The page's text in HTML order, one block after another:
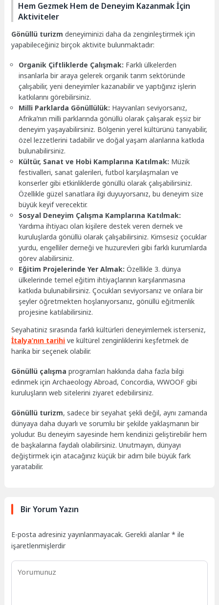
Hem Gezmek Hem de Deneyim Kazanmak İçin
Aktiviteler
Gönüllü turizm deneyiminizi daha da zenginleştirmek için
yapabileceğiniz birçok aktivite bulunmaktadır:
Organik Çiftliklerde Çalışmak: Farklı ülkelerden
insanlarla bir araya gelerek organik tarım sektöründe
çalışabilir, yeni deneyimler kazanabilir ve yaptığınız işlerin
katkılarını görebilirsiniz.
Milli Parklarda Gönüllülük: Hayvanları seviyorsanız,
Afrika’nın milli parklarında gönüllü olarak çalışarak eşsiz bir
deneyim yaşayabilirsiniz. Bölgenin yerel kültürünü tanıyabilir,
özel lezzetlerini tadabilir ve doğal yaşam alanlarına katkıda
bulunabilirsiniz.
Kültür, Sanat ve Hobi Kamplarına Katılmak: Müzik
festivalleri, sanat galerileri, futbol karşılaşmaları ve
konserler gibi etkinliklerde gönüllü olarak çalışabilirsiniz.
Özellikle güzel sanatlara ilgi duyuyorsanız, bu deneyim size
büyük keyif verecektir.
Sosyal Deneyim Çalışma Kamplarına Katılmak:
Yardıma ihtiyacı olan kişilere destek veren dernek ve
kuruluşlarda gönüllü olarak çalışabilirsiniz. Kimsesiz çocuklar
yurdu, engelliler derneği ve huzurevleri gibi farklı kurumlarda
görev alabilirsiniz.
Eğitim Projelerinde Yer Almak: Özellikle 3. dünya
ülkelerinde temel eğitim ihtiyaçlarının karşılanmasına
katkıda bulunabilirsiniz. Çocukları seviyorsanız ve onlara bir
şeyler öğretmekten hoşlanıyorsanız, gönüllü eğitmenlik
projesine katılabilirsiniz.
Seyahatiniz sırasında farklı kültürleri deneyimlemek isterseniz,
İtalya’nın tarihi ve kültürel zenginliklerini keşfetmek de
harika bir seçenek olabilir.
Gönüllü çalışma programları hakkında daha fazla bilgi
edinmek için Archaeology Abroad, Concordia, WWOOF gibi
kuruluşların web sitelerini ziyaret edebilirsiniz.
Gönüllü turizm, sadece bir seyahat şekli değil, aynı zamanda
dünyaya daha duyarlı ve sorumlu bir şekilde yaklaşmanın bir
yoludur. Bu deneyim sayesinde hem kendinizi geliştirebilir hem
de başkalarına faydalı olabilirsiniz. Unutmayın, dünyayı
değiştirmek için atacağınız küçük bir adım bile büyük fark
yaratabilir.
Bir Yorum Yazın
E-posta adresiniz yayınlanmayacak. Gerekli alanlar* ile
işaretlenmişlerdir